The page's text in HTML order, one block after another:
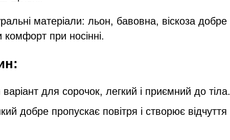
матеріали: льон, бавовна, віскоза добре
при носінні.
для сорочок, легкий і приємний до тіла.
добре пропускає повітря і створює відчуття